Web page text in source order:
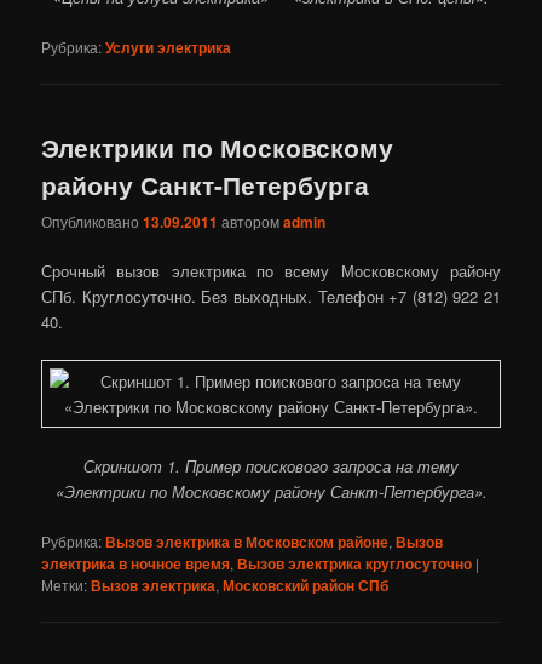
Рубрика:Услуги электрика
Электрики по Московскому
району Санкт-Петербурга
Опубликовано13.09.2011 авторомadmin
Срочный вызов электрика по всему Московскому району
СПб. Круглосуточно. Без выходных. Телефон +7 (812) 922 21
40.
Скриншот 1. Пример поискового запроса на тему
«Электрики по Московскому району Санкт-Петербурга».
Рубрика:Вызов электрика в Московском районе,Вызов
электрика в ночное время,Вызов электрика круглосуточно |
Метки:Вызов электрика,Московский район СПб